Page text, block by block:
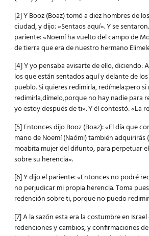
[2] Y Booz (Boaz) tomó a diez hombres de
ciudad, y dijo: «Sentaos aquí». Y se
pariente: «Noemí ha vuelto del campo de
de tierra que era de nuestro hermano
[4] Y yo pensaba avisarte de ello, diciendo:
los que están sentados aquí y delante de
pueblo. Si quieres redimirla, redímela:pero
redimirla,dímelo,porque no hay nadie para
yo estoy después de ti». Y él contestó: «La
[5] Entonces dijo Booz (Boaz): «El día que
mano de Noemí (Naómi) también adquirirás
moabita mujer del difunto, para perpetuar
sobre su herencia».
[6] Y dijo el pariente: «Entonces no podré
no perjudicar mi propia herencia. Toma
redención sobre ti, porque no puedo
[7] A la sazón esta era la costumbre en
redenciones y cambios, y confirmaciones